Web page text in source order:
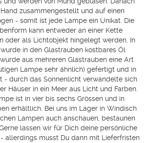
zusammengestellt und auf einen
- somit ist jede Lampe ein Unikat. Die
kann entweder an einer Kette
oder als Lichtobjekt hingelegt werden. In
in den Glastrauben kostbares Öl
aus mehreren Glastrauben eine Art
Lampe sehr ähnlich) gefertigt und in
- durch das Sonnenlicht verwandelte sich
Häuser in ein Meer aus Licht und Farben.
ist in vier bis sechs Grössen und in
erhältlich. Bei uns im Lager in Windisch
Lampen auch anschauen, bestaunen
lassen wir für Dich deine persönliche
allerdings musst Du dann mit Lieferfristen